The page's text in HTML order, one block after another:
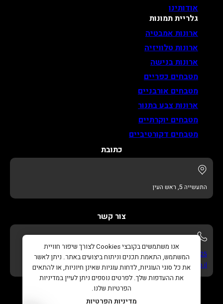
אודותינו
גלריית תמונות
ארונות אמבטיה
ארונות טלוויזיה
ארונות בנישה
מטבחים כפריים
מטבחים אורבניים
ארונות צבע בתנור
מטבחים יוקרתיים
מטבחים דקורטיביים
כתובת
התעשייה 5, ראש העין
צור קשר
052-622-3325
info@adikitchens.co.il
אנו משתמשים בקובצי Cookies לצורך שיפור חוויית
המשתמש, התאמת תכנים וניתוח ביצועים באתר. ניתן לאשר
את כל סוגי העוגיות, לדחות עוגיות שאינן חיוניות, או להתאים
את ההעדפות שלך. לפרטים נוספים ניתן לעיין במדיניות
הפרטיות שלנו.
מדיניות הפרטיות